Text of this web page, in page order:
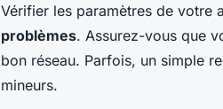
Vérifier les paramètres de votre
problèmes. Assurez-vous que
bon réseau. Parfois, un simple
mineurs.